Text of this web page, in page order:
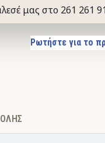
μας στο 261 261
Ρωτήστε για το